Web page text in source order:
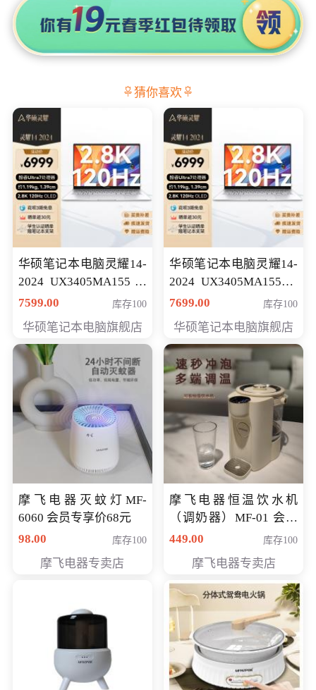
猜你喜欢
华硕笔记本电脑灵耀14-
2024 UX3405MA155冰
川银 oled 智慧轻薄本 会
7599.00 库存100
华硕笔记本电脑旗舰店
华硕笔记本电脑灵耀14-
2024 UX3405MA155夜
空蓝 oled 智慧轻薄本 会
7699.00 库存100
华硕笔记本电脑旗舰店
摩飞电器灭蚊灯MF-
6060 会员专享价68元
98.00
库存100
摩飞电器专卖店
摩飞电器恒温饮水机
（调奶器）MF-01 会员
专享价366元
449.00 库存100
摩飞电器专卖店